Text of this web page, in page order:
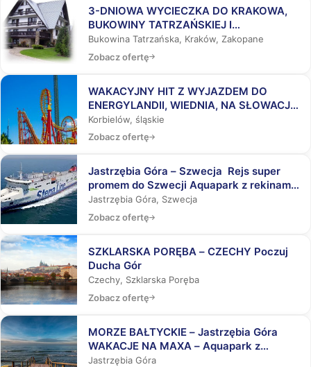
3-DNIOWA WYCIECZKA DO KRAKOWA,
BUKOWINY TATRZAŃSKIEJ I
ZAKOPANEGO
Bukowina Tatrzańska, Kraków, Zakopane
Zobacz ofertę
WAKACYJNY HIT Z WYJAZDEM DO
ENERGYLANDII, WIEDNIA, NA SŁOWACJĘ,
DO AQUAPARKÓW
Korbielów, śląskie
Zobacz ofertę
Jastrzębia Góra – Szwecja Rejs super
promem do Szwecji Aquapark z rekinami,
Laser Tag, Misja Specjalna
Jastrzębia Góra, Szwecja
Zobacz ofertę
SZKLARSKA PORĘBA – CZECHY Poczuj
Ducha Gór
Czechy, Szklarska Poręba
Zobacz ofertę
MORZE BAŁTYCKIE – Jastrzębia Góra
WAKACJE NA MAXA – Aquapark z
rekinami, Laser Tag, Misja Specjalna
Jastrzębia Góra